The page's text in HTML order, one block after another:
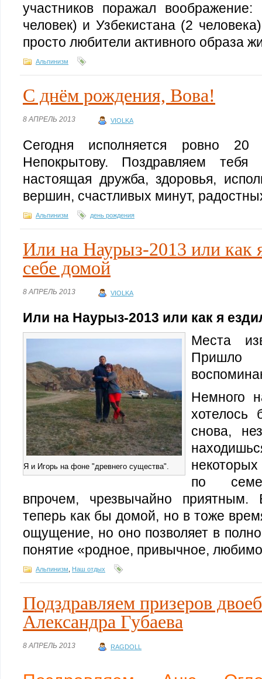
участников поражал
человек) и Узбекистана (2
просто любители активного образа
Альпинизм
С днём рождения, Вова!
8 АПРЕЛЬ 2013 VIOLKA
Сегодня исполняется ровно
Непокрытову. Поздравляем
настоящая дружба, здоровья,
вершин, счастливых минут,
Альпинизм день рождения
Или на Наурыз-2013 или как
себе домой
8 АПРЕЛЬ 2013 VIOLKA
Или на Наурыз-2013 или как я
Я и Игорь на фоне "древнего существа".
Места
Немного
хотелось
снова,
по
впрочем, чрезвычайно
теперь как бы домой, но в тоже
ощущение, но оно позволяет в
понятие «родное, привычное,
Альпинизм Наш отдых
Подздравляем призеров
Александра Губаева
8 АПРЕЛЬ 2013 RAGDOLL